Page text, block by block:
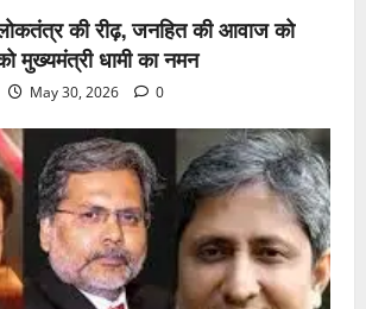
लोकतंत्र की रीढ़, जनहित की आवाज को
मुख्यमंत्री धामी का नमन
May 30, 2026 0